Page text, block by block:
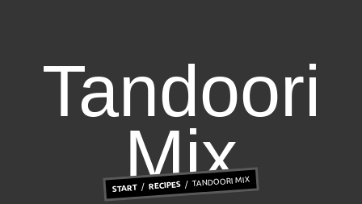
Tandoori
Mix
START RECIPES TANDOORI MIX